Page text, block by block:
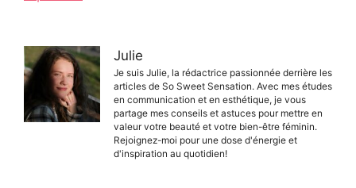
Julie
Je suis Julie, la rédactrice passionnée derrière les
articles de So Sweet Sensation. Avec mes études
en communication et en esthétique, je vous
partage mes conseils et astuces pour mettre en
valeur votre beauté et votre bien-être féminin.
Rejoignez-moi pour une dose d'énergie et
d'inspiration au quotidien!